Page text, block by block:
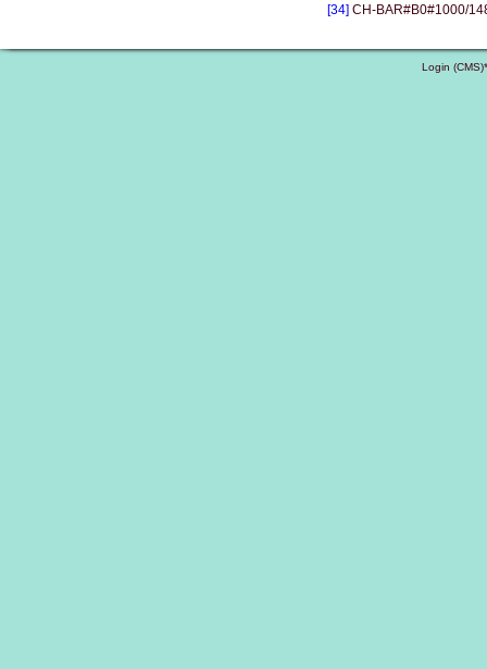
[34]CH-BAR#B0#1000/
Login (CMS)*